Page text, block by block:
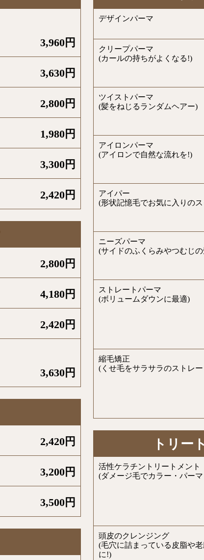
3,960円
3,630円
2,800円
1,980円
3,300円
2,420円
2,800円
4,180円
2,420円
3,630円
2,420円
3,200円
3,500円
デザインパーマ
クリープパーマ
(カールの持ちがよくなる!)
ツイストパーマ
(髪をねじるランダムヘアー)
アイロンパーマ
(アイロンで自然な流れを!)
アイパー
(形状記憶毛でお気に入りの
ニーズパーマ
(サイドのふくらみやつむじ
ストレートパーマ
(ボリュームダウンに最適)
縮毛矯正
(くせ毛をサラサラのストレ
トリー
活性ケラチントリートメント
(ダメージ毛でカラー・パー
頭皮のクレンジング
(毛穴に詰まっている皮脂や
に!)